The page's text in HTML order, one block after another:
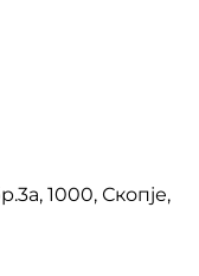
1000, Скопје,